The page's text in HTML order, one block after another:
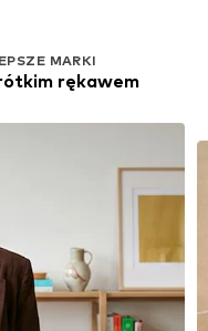
MARKI
rękawem